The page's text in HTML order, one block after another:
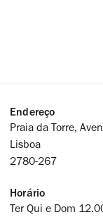
Endereço
Praia da Torre,
Lisboa
2780-267
Horário
Ter Qui e Dom